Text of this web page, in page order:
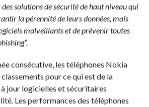
solutions de sécurité de haut niveau qui
la pérennité de leurs données, mais
malveillants et de prévenir toutes
consécutive, les téléphones Nokia
pour ce qui est de la
jour logicielles et sécuritaires
Les performances des téléphones